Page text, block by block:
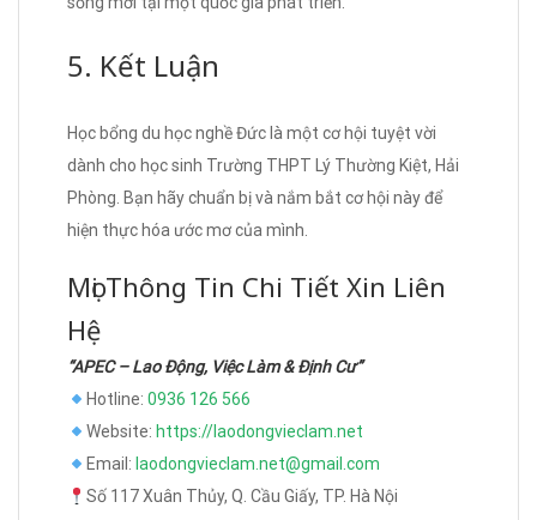
5. Kết Luận
Học bổng du học nghề Đức là một cơ hội tuyệt vời
dành cho học sinh Trường THPT Lý Thường Kiệt, Hải
Phòng. Bạn hãy chuẩn bị và nắm bắt cơ hội này để
hiện thực hóa ước mơ của mình.
Mọi Thông Tin Chi Tiết Xin Liên
Hệ
“APEC – Lao Động, Việc Làm & Định Cư”
Hotline: 0936 126 566
Website: https://laodongvieclam.net
Email: laodongvieclam.net@gmail.com
Số 117 Xuân Thủy, Q. Cầu Giấy, TP. Hà Nội